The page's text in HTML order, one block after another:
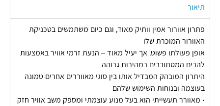
תיאור
פתרון אוורור אמין וותיק מאוד, וגם כיום משתמשים בטכניקת
האוורור המוכרת שלו
אופן פעולתו פשוט, אך יעיל מאוד – הנעת זרמי אוויר באמצעות
להבים המסתובבים במהירות גבוהה
היתרון המובהק המבדיל אותו בין סוגי מאווררים אחרים טמונה
בעוצמה ובנוחות השימוש שלהם
• מאוורר תעשייתי הוא בעל מנוע עוצמתי ומספק משב אוויר חזק